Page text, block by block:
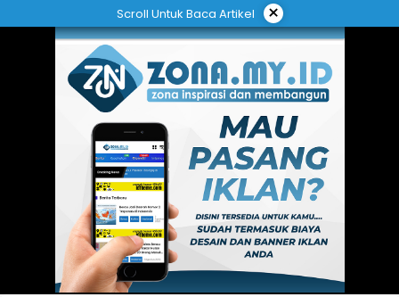
ke
Scroll Untuk Baca Artikel ×